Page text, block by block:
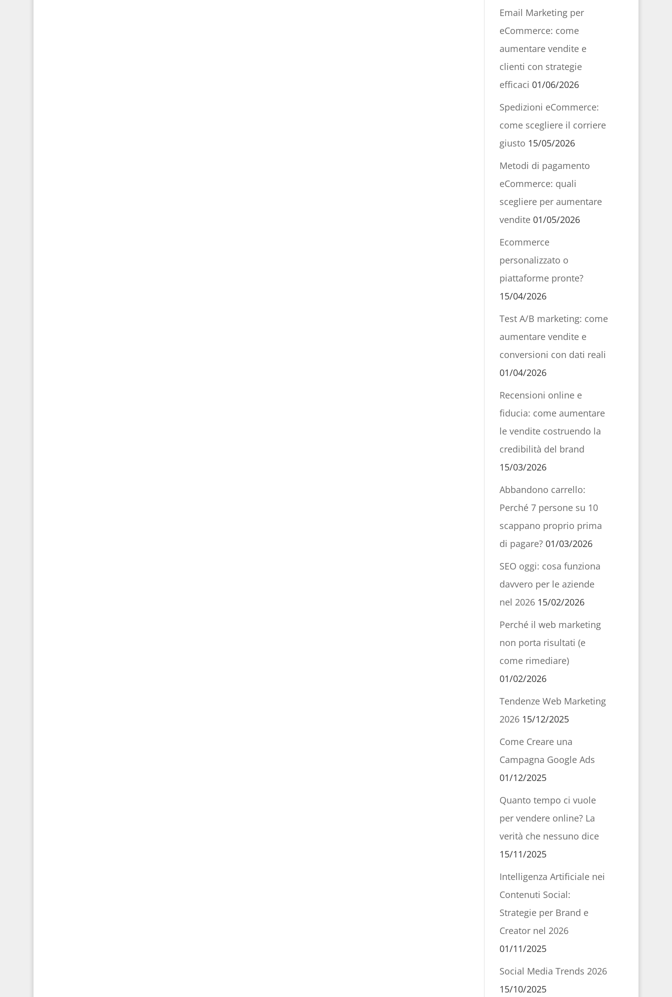
Email Marketing per
eCommerce: come
aumentare vendite e
clienti con strategie
efficaci 01/06/2026
Spedizioni eCommerce:
come scegliere il corriere
giusto 15/05/2026
Metodi di pagamento
eCommerce: quali
scegliere per aumentare
vendite 01/05/2026
Ecommerce
personalizzato o
piattaforme pronte?
15/04/2026
Test A/B marketing: come
aumentare vendite e
conversioni con dati reali
01/04/2026
Recensioni online e
fiducia: come aumentare
le vendite costruendo la
credibilità del brand
15/03/2026
Abbandono carrello:
Perché 7 persone su 10
scappano proprio prima
di pagare? 01/03/2026
SEO oggi: cosa funziona
davvero per le aziende
nel 2026 15/02/2026
Perché il web marketing
non porta risultati (e
come rimediare)
01/02/2026
Tendenze Web Marketing
2026 15/12/2025
Come Creare una
Campagna Google Ads
01/12/2025
Quanto tempo ci vuole
per vendere online? La
verità che nessuno dice
15/11/2025
Intelligenza Artificiale nei
Contenuti Social:
Strategie per Brand e
Creator nel 2026
01/11/2025
Social Media Trends 2026
15/10/2025